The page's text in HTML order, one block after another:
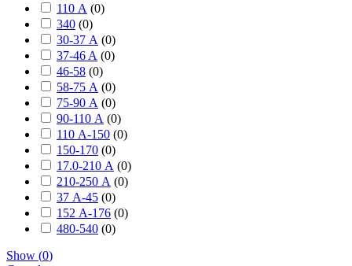
110 А (0)
340 (0)
30-37 А (0)
37-46 A (0)
46-58 (0)
58-75 А (0)
75-90 А (0)
90-110 А (0)
110 А-150 (0)
150-170 (0)
17.0-210 А (0)
210-250 А (0)
37 А-45 (0)
152 А-176 (0)
480-540 (0)
Show (0)